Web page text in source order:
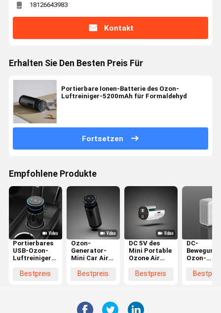
18126643983
Kontakt
Erhalten Sie Den Besten Preis Für
Portierbare Ionen-Batterie des Ozon-
Luftreiniger-5200mAh für Formaldehyd
Fortsetzen
Empfohlene Produkte
Portierbares
USB-Ozon-
Luftreiniger-
Mini Anion Air
Bestpreis
Ozon-
Generator-
Mini Car Air
Anions-
Bestpreis
DC 5V des
Mini Portable
Ozone Air
Generator-
Bestpreis
DC-
Ozon-